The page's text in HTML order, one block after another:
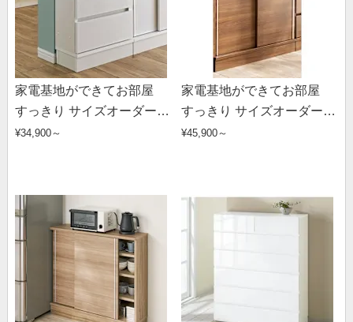
家電基地ができてお部屋
すっきり サイズオーダーカ
ウンター下収納庫 引き出し
¥34,900～
家電基地ができてお部屋
すっきり サイズオーダーカ
ウンター下収納庫 引き戸
¥45,900～